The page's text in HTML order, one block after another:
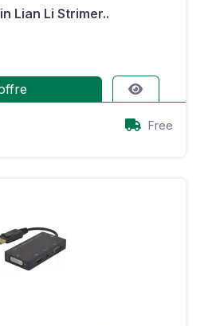
Lian Li Strimer..
Free